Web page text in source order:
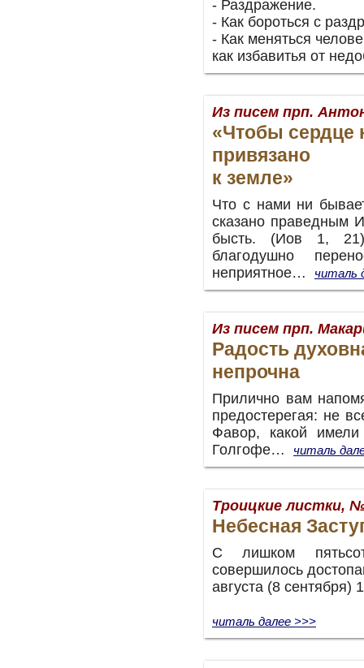
- Раздражение.
- Как бороться с
- Как меняться
как избавитья от
Из писем прп.
«Чтобы сердце
привязано
к земле»
Что с нами ни
сказано праведным
бысть. (Иов 1,
благодушно
неприятное…
читаль
Из писем прп.
Радость
непрочна
Прилично вам
предостерегая: не
Фавор, какой
Голгофе…
читаль
Троицкие листки,
Небесная
С лишком
совершилось
августа (8 сентября)
читаль далее >>>